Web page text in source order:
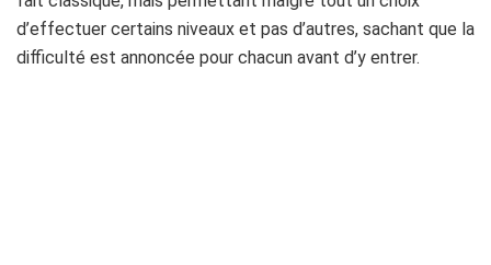
d’effectuer certains niveaux et pas d’autres, sachant que la
difficulté est annoncée pour chacun avant d’y entrer.